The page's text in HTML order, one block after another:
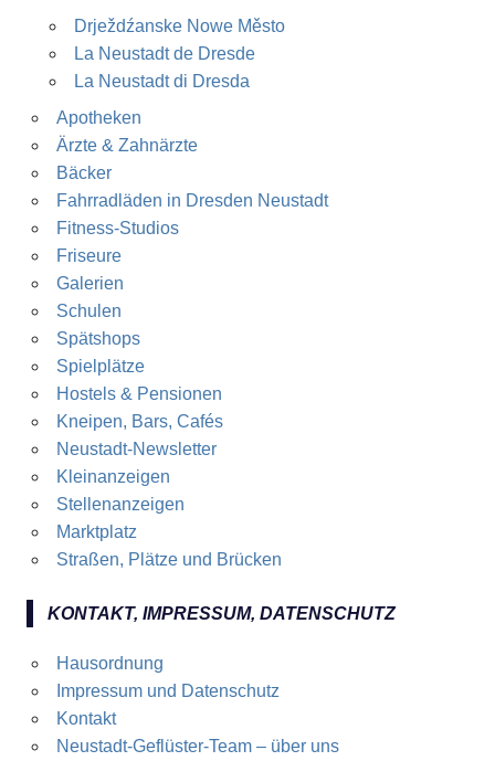
Drježdźanske Nowe Město
La Neustadt de Dresde
La Neustadt di Dresda
Apotheken
Ärzte & Zahnärzte
Bäcker
Fahrradläden in Dresden Neustadt
Fitness-Studios
Friseure
Galerien
Schulen
Spätshops
Spielplätze
Hostels & Pensionen
Kneipen, Bars, Cafés
Neustadt-Newsletter
Kleinanzeigen
Stellenanzeigen
Marktplatz
Straßen, Plätze und Brücken
KONTAKT, IMPRESSUM, DATENSCHUTZ
Hausordnung
Impressum und Datenschutz
Kontakt
Neustadt-Geflüster-Team – über uns